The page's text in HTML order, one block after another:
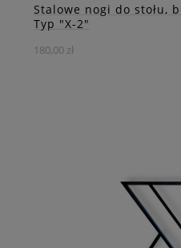
Stalowe nogi do stołu,
Typ "X-2"
180,00 zł
Stalowa noga X-2
wyjątkowego uroku